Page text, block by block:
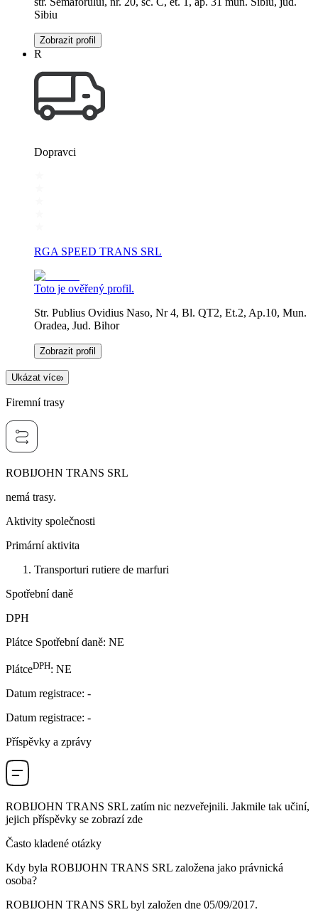
Sibiu
Zobrazit profil
R
Dopravci
RGA SPEED TRANS SRL
Toto je ověřený profil.
Str. Publius Ovidius Naso, Nr 4, Bl. QT2, Et.2, Ap.10, Mun.
Oradea, Jud. Bihor
Zobrazit profil
Ukázat více
Firemní trasy
ROBIJOHN TRANS SRL
nemá trasy.
Aktivity společnosti
Primární aktivita
Transporturi rutiere de marfuri
Spotřební daně
DPH
Plátce Spotřební daně: NE
PlátceDPH: NE
Datum registrace: -
Datum registrace: -
Příspěvky a zprávy
ROBIJOHN TRANS SRL zatím nic nezveřejnili. Jakmile tak učiní,
jejich příspěvky se zobrazí zde
Často kladené otázky
Kdy byla ROBIJOHN TRANS SRL založena jako právnická
osoba?
ROBIJOHN TRANS SRL byl založen dne 05/09/2017.